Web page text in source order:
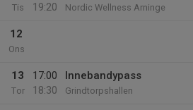
Tis
19:20
Nordic Wellness Arninge
12
Ons
13
Tor
17:00
18:30
Innebandypass
Grindtorpshallen